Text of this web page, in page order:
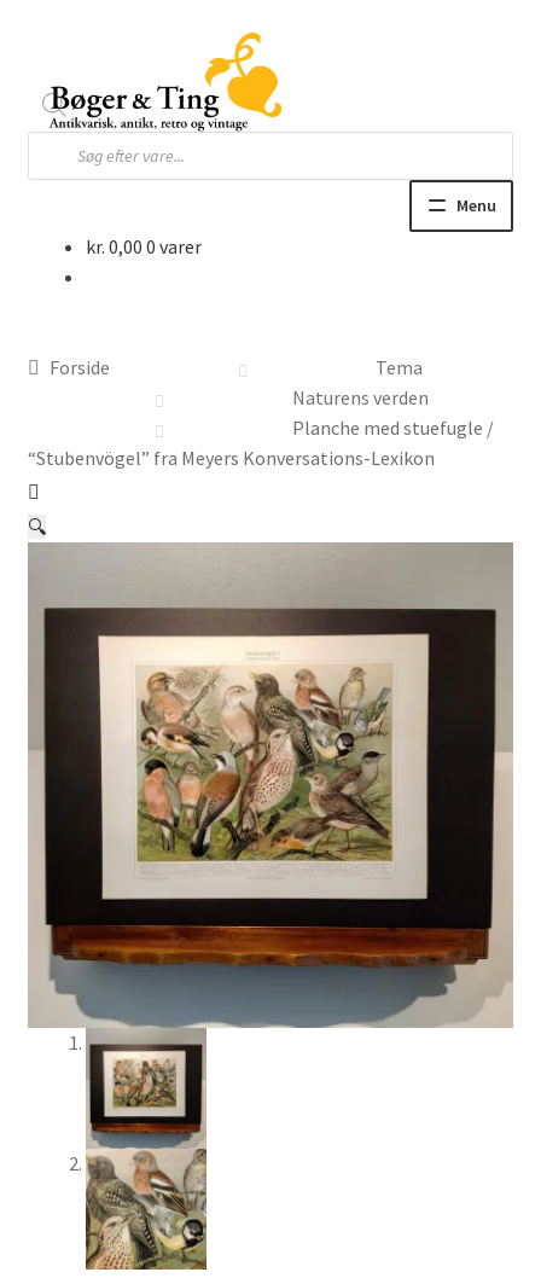
navigation
indhold
Products
search
Menu
Børnebøger
Ting
kr. 0,00 0 varer
Forside
Tema
Naturens verden
Planche med stuefugle /
“Stubenvögel” fra Meyers Konversations-Lexikon
🔍